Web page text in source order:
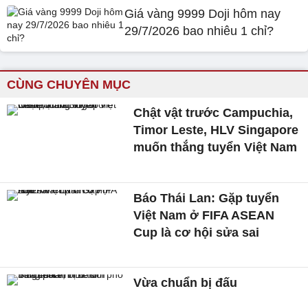
Giá vàng 9999 Doji hôm nay
29/7/2026 bao nhiêu 1 chỉ?
CÙNG CHUYÊN MỤC
Chật vật trước Campuchia,
Timor Leste, HLV Singapore
muốn thắng tuyển Việt Nam
Báo Thái Lan: Gặp tuyển
Việt Nam ở FIFA ASEAN
Cup là cơ hội sửa sai
Vừa chuẩn bị đấu